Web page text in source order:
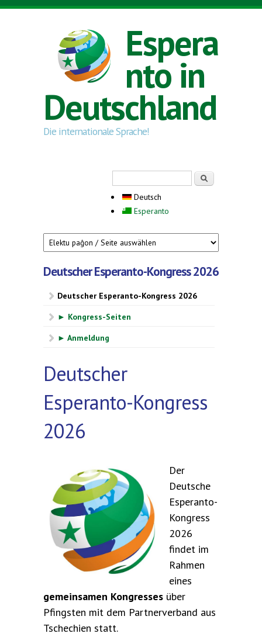
Direkt zum Inhalt
Espera
nto in
Deutschland
Die internationale Sprache!
Deutsch
Esperanto
Deutscher Esperanto-Kongress 2026
Deutscher Esperanto-Kongress 2026
► Kongress-Seiten
► Anmeldung
Deutscher
Esperanto-Kongress
2026
Der
Deutsche
Esperanto-
Kongress
2026
findet im
Rahmen
eines
gemeinsamen Kongresses über
Pfingsten mit dem Partnerverband aus
Tschechien statt.